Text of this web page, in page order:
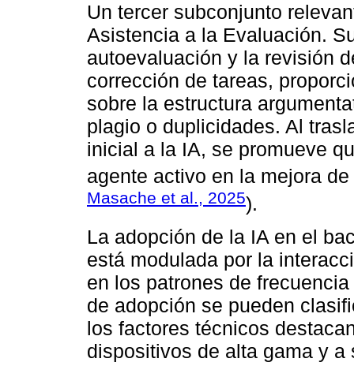
Un tercer subconjunto
Asistencia a la Evaluación.
autoevaluación y la revisión
corrección de tareas,
sobre la estructura
plagio o duplicidades. Al
inicial a la IA, se promueve
agente activo en la mejora
Masache et al., 2025).
La adopción de la IA en el
está modulada por la
en los patrones de
de adopción se pueden
los factores técnicos
dispositivos de alta gama y